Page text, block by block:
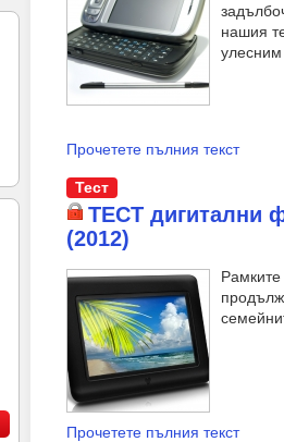
нашия
Прочетете пълния текст
Тест
ТЕСТ дигитални
(2012)
Рамките
Прочетете пълния текст